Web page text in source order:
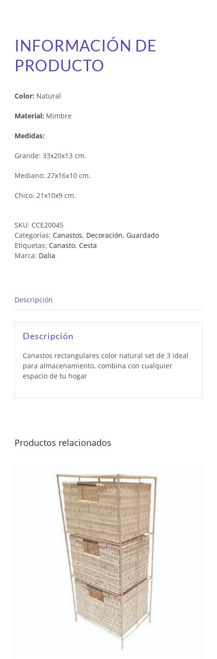
INFORMACIÓN DE
PRODUCTO
Color: Natural
Material: Mimbre
Medidas:
Grande: 33x20x13 cm.
Mediano: 27x16x10 cm.
Chico: 21x10x9 cm.
SKU: CCE20045
Categorías: Canastos, Decoración, Guardado
Etiquetas: Canasto, Cesta
Marca: Dalia
Descripción
Descripción
Canastos rectangulares color natural set de 3 ideal
para almacenamiento, combina con cualquier
espacio de tu hogar
Productos relacionados